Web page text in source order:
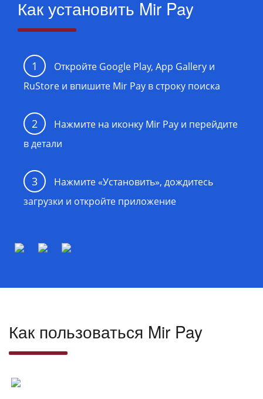
Как установить Mir Pay
1
Откройте Google Play, App Gallery и
RuStore и впишите Mir Pay в строку поиска
2
Нажмите на иконку Mir Pay и перейдите
в детали
3
Нажмите «Установить», дождитесь
загрузки и откройте приложение
Как пользоваться Mir Pay